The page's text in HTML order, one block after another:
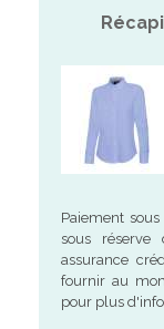
Paiement
sous réserve
assurance
fournir au
pour plus